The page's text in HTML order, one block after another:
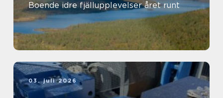
Boende idre fjällupplevelser året runt
03. juli 2026